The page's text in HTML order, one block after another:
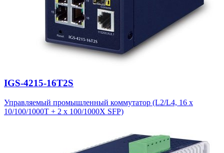
IGS-4215-16T2S
Управляемый промышленный коммутатор (L2/L4, 16 x
10/100/1000T + 2 x 100/1000X SFP)